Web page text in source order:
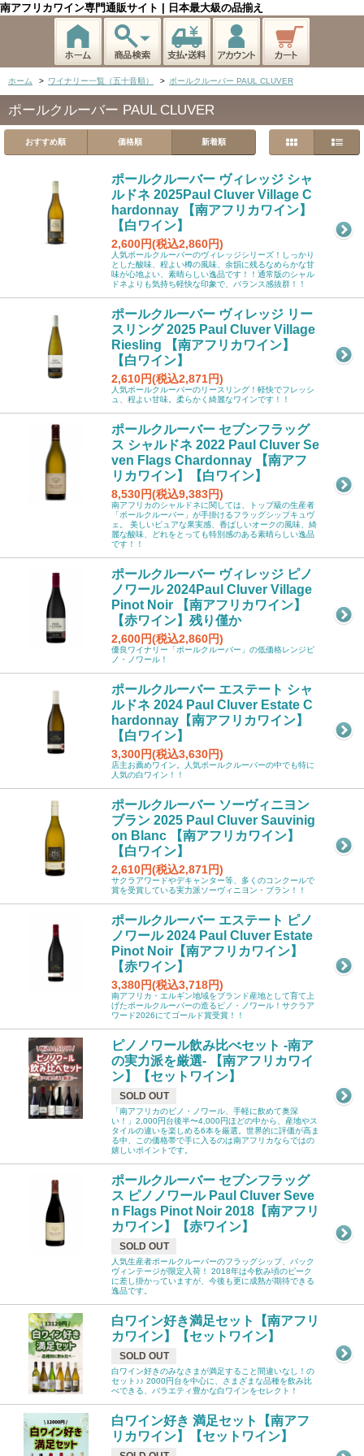
南アフリカワイン専門通販サイト | 日本最大級の品揃え
ホーム > ワイナリー一覧（五十音順） > ポールクルーバー PAUL CLUVER
ポールクルーバー PAUL CLUVER
おすすめ順 価格順 新着順
ポールクルーバー ヴィレッジ シャ
ルドネ 2025Paul Cluver Village C
hardonnay 【南アフリカワイン】
【白ワイン】
2,600円(税込2,860円)
人気ポールクルーバーのヴィレッジシリーズ！しっかり
とした酸味、程よい樽の風味、余韻に残るなめらかな甘
味が心地よい、素晴らしい逸品です！！通常版のシャル
ドネよりも気持ち軽快な印象で、バランス感抜群！！
ポールクルーバー ヴィレッジ リー
スリング 2025 Paul Cluver Village
Riesling 【南アフリカワイン】
【白ワイン】
2,610円(税込2,871円)
人気ポールクルーバーのリースリング！軽快でフレッシ
ュ、程よい甘味。柔らかく綺麗なワインです！！
ポールクルーバー セブンフラッグ
ス シャルドネ 2022 Paul Cluver Se
ven Flags Chardonnay 【南アフ
リカワイン】【白ワイン】
8,530円(税込9,383円)
南アフリカのシャルドネに関しては、トップ級の生産者
「ポールクルーバー」が手掛けるフラッグシップキュヴ
ェ。 美しいピュアな果実感、香ばしいオークの風味、綺
麗な酸味、どれをとっても特別感のある素晴らしい逸品
です！！
ポールクルーバー ヴィレッジ ピノ
ノワール 2024Paul Cluver Village
Pinot Noir 【南アフリカワイン】
【赤ワイン】残り僅か
2,600円(税込2,860円)
優良ワイナリー「ポールクルーバー」の低価格レンジピ
ノ・ノワール！
ポールクルーバー エステート シャ
ルドネ 2024 Paul Cluver Estate C
hardonnay【南アフリカワイン】
【白ワイン】
3,300円(税込3,630円)
店主お薦めワイン。人気ポールクルーバーの中でも特に
人気の白ワイン！！
ポールクルーバー ソーヴィニヨン
ブラン 2025 Paul Cluver Sauvinig
on Blanc 【南アフリカワイン】
【白ワイン】
2,610円(税込2,871円)
サクラアワードやデキャンター等、多くのコンクールで
賞を受賞している実力派ソーヴィニヨン・ブラン！！
ポールクルーバー エステート ピノ
ノワール 2024 Paul Cluver Estate
Pinot Noir【南アフリカワイン】
【赤ワイン】
3,380円(税込3,718円)
南アフリカ・エルギン地域をブランド産地として育て上
げたポールクルーバーの造るピノ・ノワール！サクラア
ワード2026にてゴールド賞受賞！！
ピノノワール飲み比べセット -南ア
の実力派を厳選- 【南アフリカワイ
ン】【セットワイン】
SOLD OUT
「南アフリカのピノ・ノワール、手軽に飲めて奥深
い！」2,000円台後半〜4,000円ほどの中から、産地やス
タイルの違いを楽しめる6本を厳選。世界的に評価が高ま
る中、この価格帯で手に入るのは南アフリカならではの
嬉しいポイントです。
ポールクルーバー セブンフラッグ
ス ピノノワール Paul Cluver Seve
n Flags Pinot Noir 2018【南アフリ
カワイン】【赤ワイン】
SOLD OUT
人気生産者ポールクルーバーのフラッグシップ、バック
ヴィンテージが限定入荷！ 2018年は今飲み頃のピーク
に差し掛かっていますが、今後も更に成熟が期待できる
逸品です。
白ワイン好き満足セット【南アフリ
カワイン】【セットワイン】
SOLD OUT
白ワイン好きのみなさまが満足すること間違いなし！の
セット♪♪ 2000円台を中心に、さまざまな品種を飲み比
べできる、バラエティ豊かな白ワインをセレクト！
白ワイン好き 満足セット【南アフ
リカワイン】【セットワイン】